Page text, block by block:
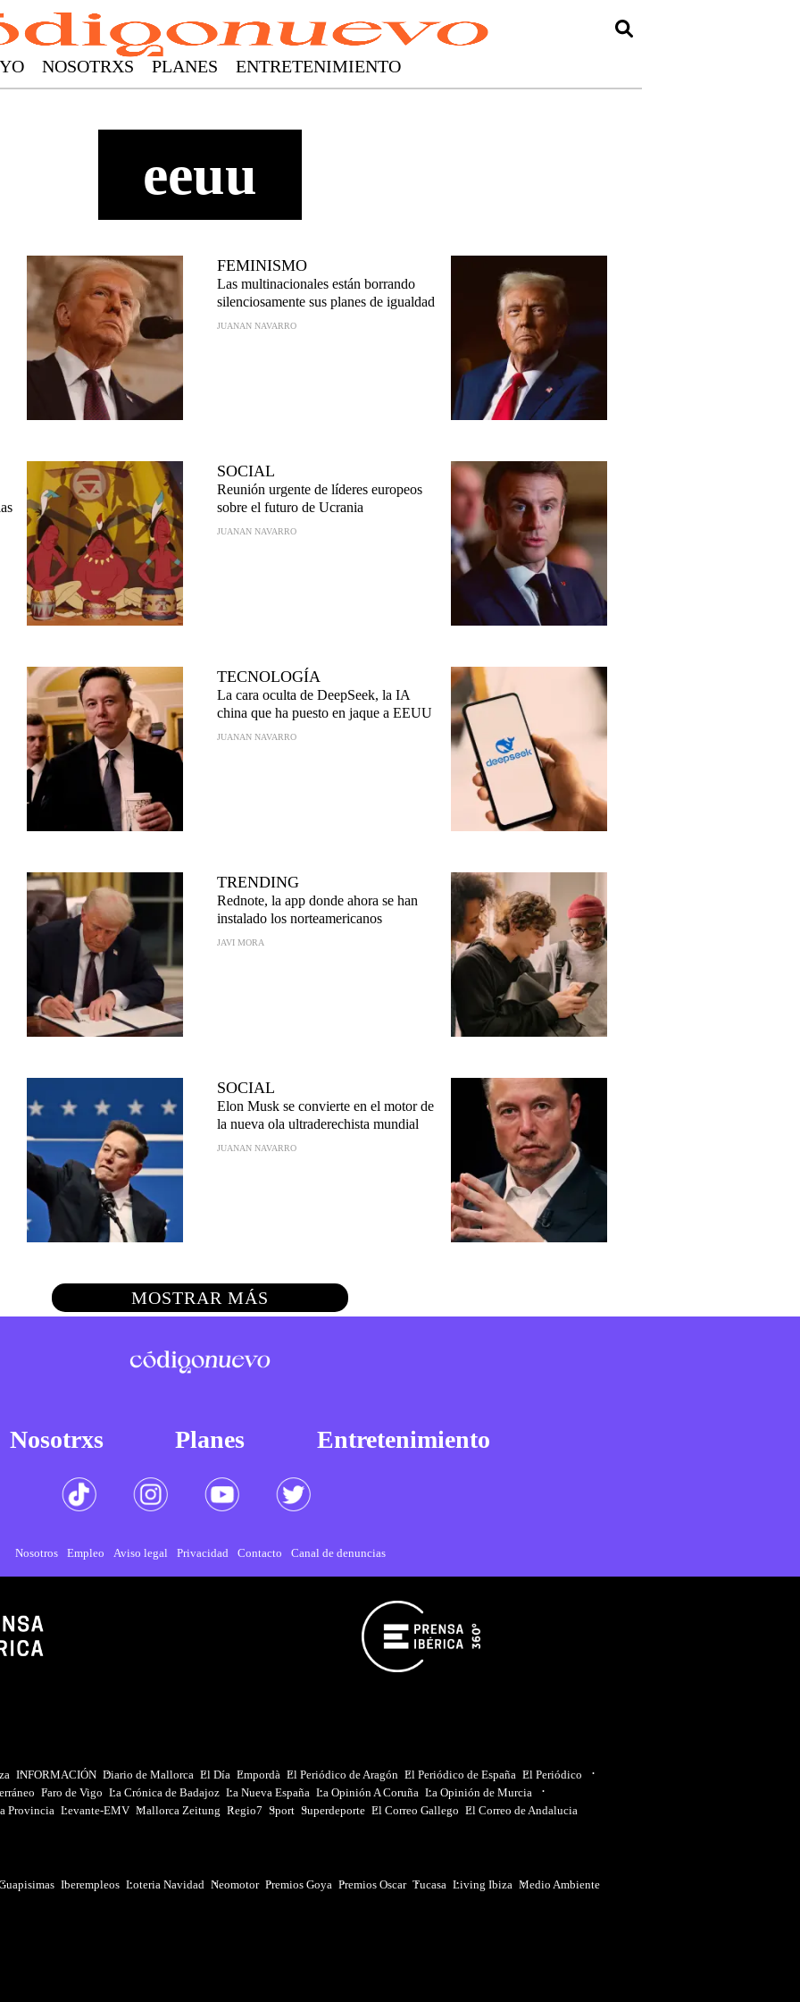
YO NOSOTRXS PLANES ENTRETENIMIENTO
eeuu
FEMINISMO
Las multinacionales están borrando
silenciosamente sus planes de igualdad
JUANAN NAVARRO
SOCIAL
Reunión urgente de líderes europeos
sobre el futuro de Ucrania
JUANAN NAVARRO
TECNOLOGÍA
La cara oculta de DeepSeek, la IA
china que ha puesto en jaque a EEUU
JUANAN NAVARRO
TRENDING
Rednote, la app donde ahora se han
instalado los norteamericanos
JAVI MORA
SOCIAL
Elon Musk se convierte en el motor de
la nueva ola ultraderechista mundial
JUANAN NAVARRO
MOSTRAR MÁS
Nosotrxs Planes Entretenimiento
Nosotros Empleo Aviso legal Privacidad Contacto Canal de denuncias
INFORMACIÓN Diario de Mallorca El Día Empordà El Periódico de Aragón El Periódico de España El Periódico
Faro de Vigo La Crónica de Badajoz La Nueva España La Opinión A Coruña La Opinión de Murcia
Provincia Levante-EMV Mallorca Zeitung Regio7 Sport Superdeporte El Correo Gallego El Correo de Andalucia
Iberempleos Loteria Navidad Neomotor Premios Goya Premios Oscar Tucasa Living Ibiza Medio Ambiente